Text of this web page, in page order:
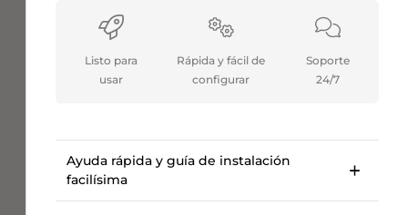
Listo para
usar
Rápida y fácil de
configurar
Soporte
24/7
Ayuda rápida y guía de instalación
facilísima
Guía de configuración paso a paso para